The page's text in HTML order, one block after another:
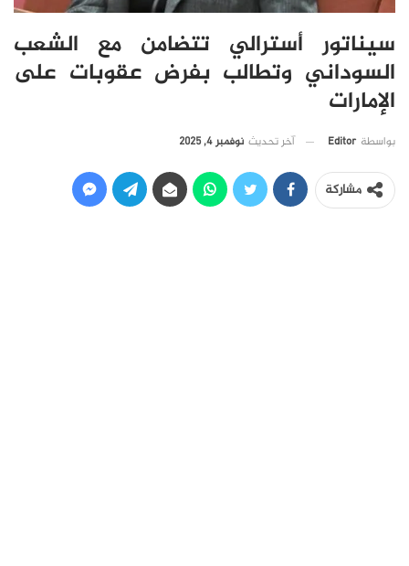
سيناتور أسترالي تتضامن مع الشعب
السوداني وتطالب بفرض عقوبات على
الإمارات
بواسطة Editor آخر تحديث نوفمبر 4, 2025
مشاركة